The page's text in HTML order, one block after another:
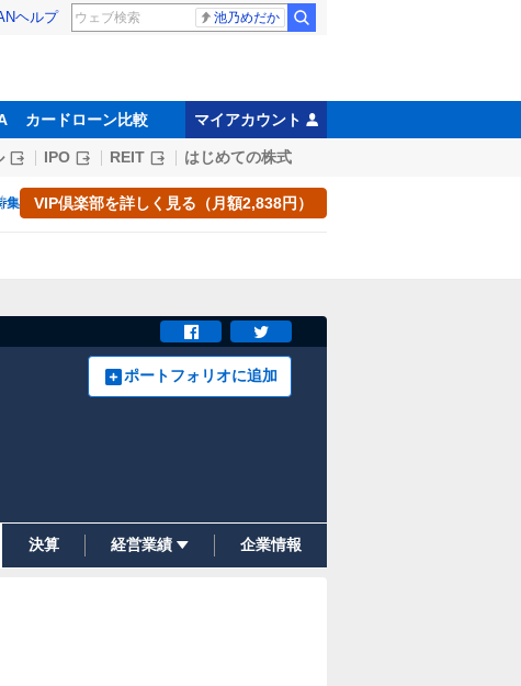
ヘルプ 池乃めだか
カードローン比較 マイアカウント
IPO REIT はじめての株式
集 VIP倶楽部を詳しく見る（月額2,838円）
ポートフォリオに追加
決算 経営業績 企業情報